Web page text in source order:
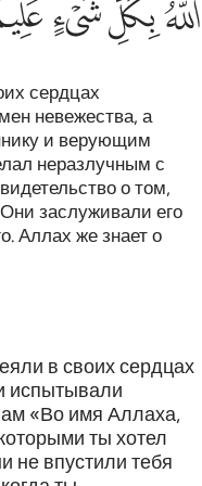
ﲛﲜﲝ
сердцах
невежества, а
и верующим
неразлучным с
о том,
заслуживали его
Аллах же знает о
в своих сердцах
испытывали
«Во имя Аллаха,
ты хотел
не впустили тебя